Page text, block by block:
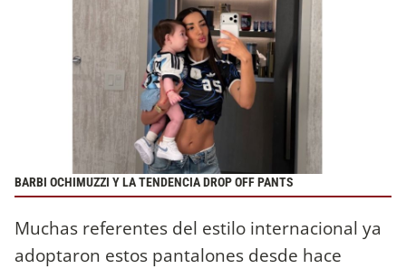
BARBI OCHIMUZZI Y LA TENDENCIA DROP OFF PANTS
Muchas referentes del estilo internacional ya
adoptaron estos pantalones desde hace